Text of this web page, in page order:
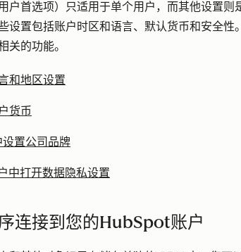
户首选项）只适用于单个用户，而其他设置则
设置包括账户时区和语言、默认货币和安全
关的功能。
和地区设置
货币
置公司品牌
中打开数据隐私设置
连接到您的HubSpot账户